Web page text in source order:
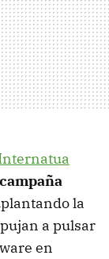
campaña
la
a pulsar
en